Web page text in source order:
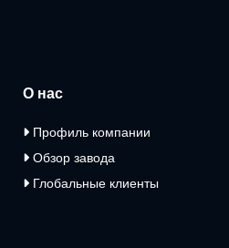
О нас
Профиль компании
Обзор завода
Глобальные клиенты